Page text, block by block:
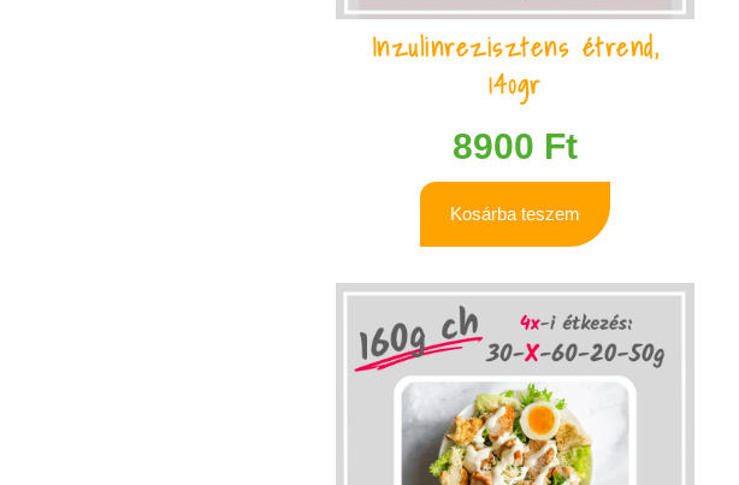
Inzulinrezisztens étrend,
140gr
8900 Ft
Kosárba teszem